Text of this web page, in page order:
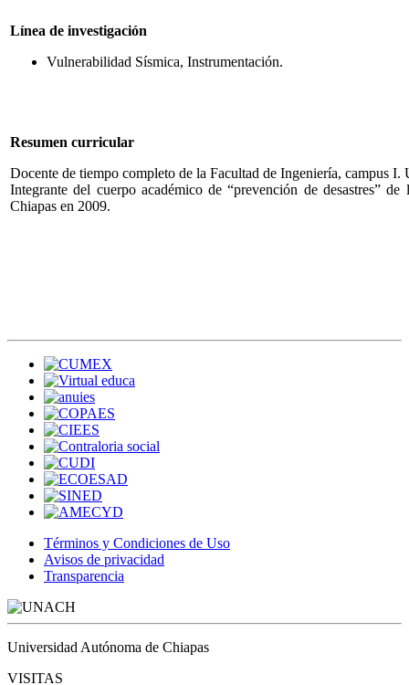
Línea de investigación
Vulnerabilidad Sísmica, Instrumentación.
Resumen curricular
Docente de tiempo completo de la Facultad de Ingeniería, campus
Integrante del cuerpo académico de “prevención de desastres”
Chiapas en 2009.
Términos y Condiciones de Uso
Avisos de privacidad
Transparencia
Universidad Autónoma de Chiapas
VISITAS